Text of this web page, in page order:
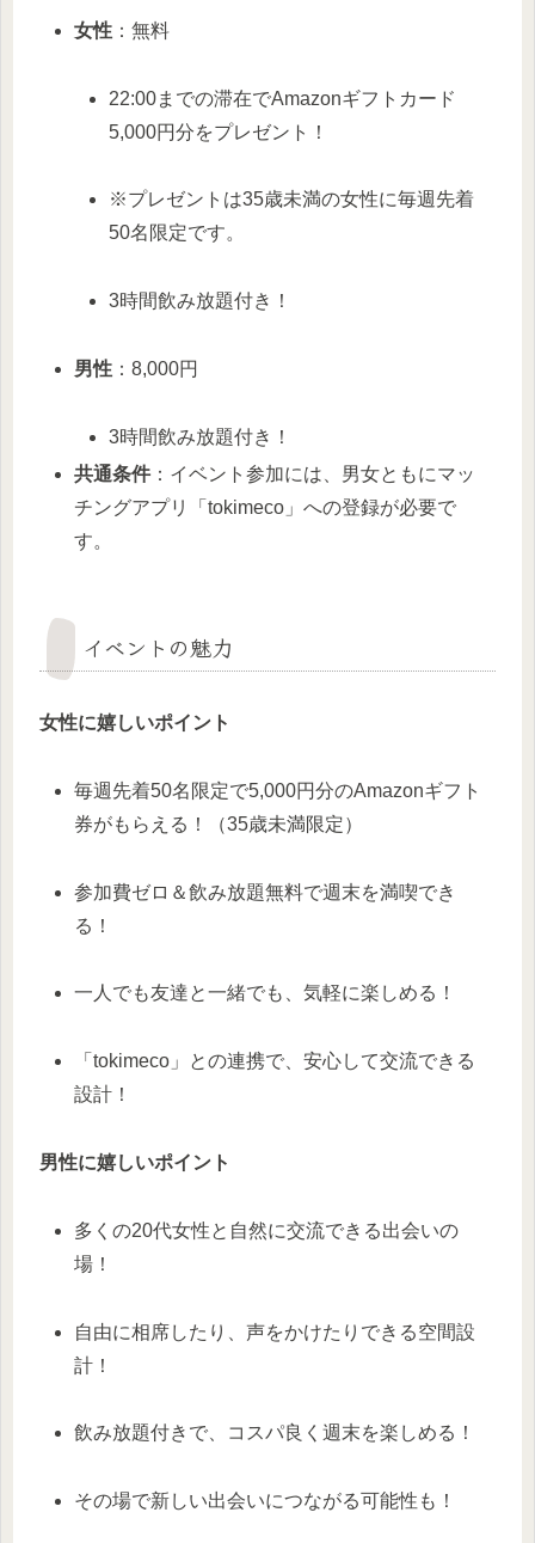
女性 ：無料
22:00までの滞在でAmazonギフトカード
5,000円分をプレゼント！
※プレゼントは35歳未満の女性に毎週先着
50名限定です。
3時間飲み放題付き！
男性 ：8,000円
3時間飲み放題付き！
共通条件：イベント参加には、男女ともにマッ
チングアプリ「tokimeco」への登録が必要で
す。
イベントの魅力
女性に嬉しいポイント
毎週先着50名限定で5,000円分のAmazonギフト
券がもらえる！（35歳未満限定）
参加費ゼロ＆飲み放題無料で週末を満喫でき
る！
一人でも友達と一緒でも、気軽に楽しめる！
「tokimeco」との連携で、安心して交流できる
設計！
男性に嬉しいポイント
多くの20代女性と自然に交流できる出会いの
場！
自由に相席したり、声をかけたりできる空間設
計！
飲み放題付きで、コスパ良く週末を楽しめる！
その場で新しい出会いにつながる可能性も！